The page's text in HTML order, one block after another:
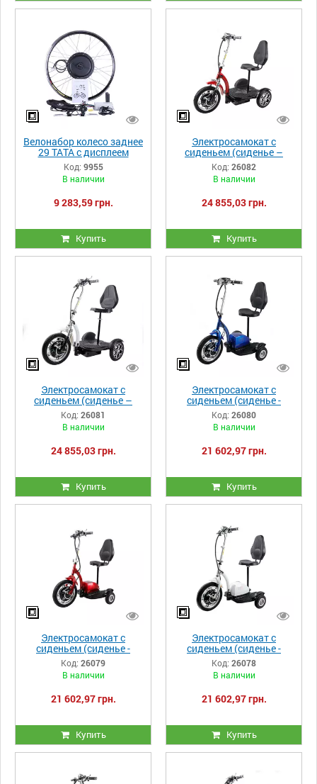
Велонабор колесо заднее
29 ТАТА с дисплеем
1000W
Код: 9955
В наличии
9 283,59 грн.
Купить
Электросамокат с
сиденьем (сиденье –
спинка, передний
амортизатор) TTG T06-3
48V 500W 12AH красный
Код: 26082
В наличии
24 855,03 грн.
Купить
Электросамокат с
сиденьем (сиденье –
спинка, передний
амортизатор) TTG T06-3
48V 500W 12AH белый
Код: 26081
В наличии
24 855,03 грн.
Купить
Электросамокат с
сиденьем (сиденье -
спинка) TTG T06-2
48V500W 12AH синий
Код: 26080
В наличии
21 602,97 грн.
Купить
Электросамокат с
сиденьем (сиденье -
спинка) TTG SM 06-2 48V
500W 12AH красный
Код: 26079
В наличии
21 602,97 грн.
Купить
Электросамокат с
сиденьем (сиденье -
спинка) TTG SM T06-2 48V
500W 12AH белый
Код: 26078
В наличии
21 602,97 грн.
Купить